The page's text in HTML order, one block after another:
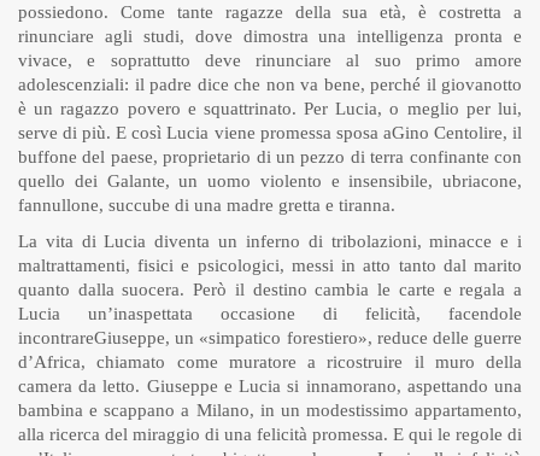
possiedono. Come tante ragazze della sua età, è costretta a
rinunciare agli studi, dove dimostra una intelligenza pronta e
vivace, e soprattutto deve rinunciare al suo primo amore
adolescenziali: il padre dice che non va bene, perché il giovanotto
è un ragazzo povero e squattrinato. Per Lucia, o meglio per lui,
serve di più. E così Lucia viene promessa sposa aGino Centolire, il
buffone del paese, proprietario di un pezzo di terra confinante con
quello dei Galante, un uomo violento e insensibile, ubriacone,
fannullone, succube di una madre gretta e tiranna.
La vita di Lucia diventa un inferno di tribolazioni, minacce e i
maltrattamenti, fisici e psicologici, messi in atto tanto dal marito
quanto dalla suocera. Però il destino cambia le carte e regala a
Lucia un’inaspettata occasione di felicità, facendole
incontrareGiuseppe, un «simpatico forestiero», reduce delle guerre
d’Africa, chiamato come muratore a ricostruire il muro della
camera da letto. Giuseppe e Lucia si innamorano, aspettando una
bambina e scappano a Milano, in un modestissimo appartamento,
alla ricerca del miraggio di una felicità promessa. E qui le regole di